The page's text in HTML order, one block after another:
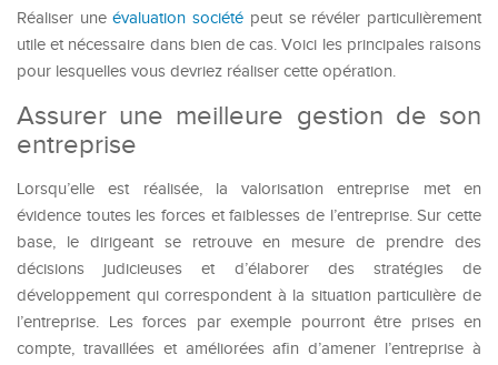
Réaliser uneévaluation société peut se révéler particulièrement
utile et nécessaire dans bien de cas. Voici les principales raisons
pour lesquelles vous devriez réaliser cette opération.
Assurer une meilleure gestion de son
entreprise
Lorsqu’elle est réalisée, la valorisation entreprise met en
évidence toutes les forces et faiblesses de l’entreprise. Sur cette
base, le dirigeant se retrouve en mesure de prendre des
décisions judicieuses et d’élaborer des stratégies de
développement qui correspondent à la situation particulière de
l’entreprise. Les forces par exemple pourront être prises en
compte, travaillées et améliorées afin d’amener l’entreprise à